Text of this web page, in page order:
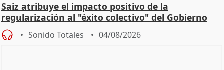
Saiz atribuye el impacto positivo de la
regularización al "éxito colectivo" del Gobierno
Sonido Totales 04/08/2026